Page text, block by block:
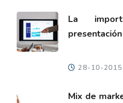
La
28-10-2015
Mix de